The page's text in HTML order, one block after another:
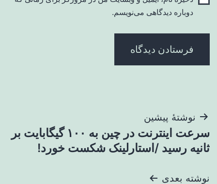
دوباره دیدگاهی می‌نویسم.
راهبری
نوشته
نوشتهٔ پیشین
سرعت اینترنت در چین به ۱۰۰ گیگابایت بر
ثانیه رسید /استارلینک شکست خورد!
نوشته بعدی